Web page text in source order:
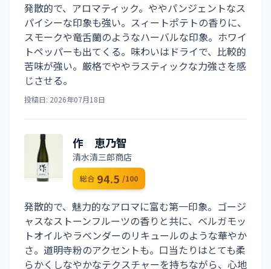
発散的で、アロマティック。ややパンジェントなス
パイシーな印象も強い。スィートポテトの香りに、
スモークや竜舌蘭のようなハーバルな印象。ホワイ
トペッパーも出てくる。味わいはドライで、比較的
苦味が強い。厳格でややラスティックな力強さを感
じさせる。
投稿日: 2026年07月18日
作 恵乃智
清水清三郎商店
総合 94.5 /100
発散的で、魅力的なアロマに富む第一印象。ゴージ
ャスなストーンフルーツの香りと共に、ベルガモッ
トオイルやラベンダーのリキュールのような華やか
さ。道明寺粉のアクセントも。口当たりはとても柔
らかくしなやかなテクスチャーを持ちながら、心地